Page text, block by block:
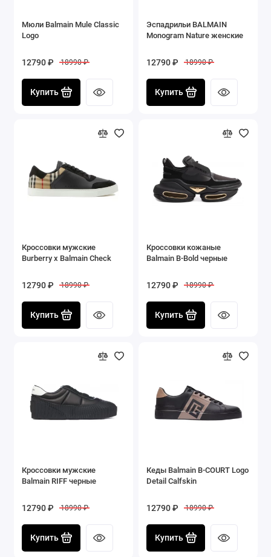
Мюли Balmain Mule Classic
Logo
12790 ₽ 18990 ₽
Купить
Эспадрильи BALMAIN
Monogram Nature женские
12790 ₽ 18990 ₽
Купить
Кроссовки мужские
Burberry x Balmain Check
12790 ₽ 18990 ₽
Купить
Кроссовки кожаные
Balmain B-Bold черные
12790 ₽ 18990 ₽
Купить
Кроссовки мужские
Balmain RIFF черные
12790 ₽ 18990 ₽
Купить
Кеды Balmain B-COURT Logo
Detail Calfskin
12790 ₽ 18990 ₽
Купить